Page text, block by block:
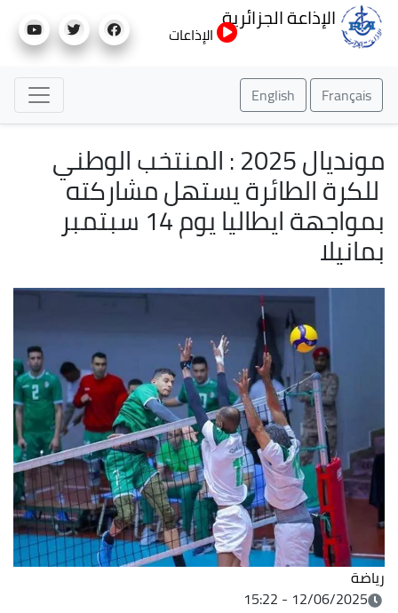
إلى
الإذاعة الجزائرية
الإذاعات
Français
English
مونديال 2025 : المنتخب الوطني
للكرة الطائرة يستهل مشاركته
بمواجهة ايطاليا يوم 14 سبتمبر
بمانيلا
رياضة
12/06/2025 - 15:22